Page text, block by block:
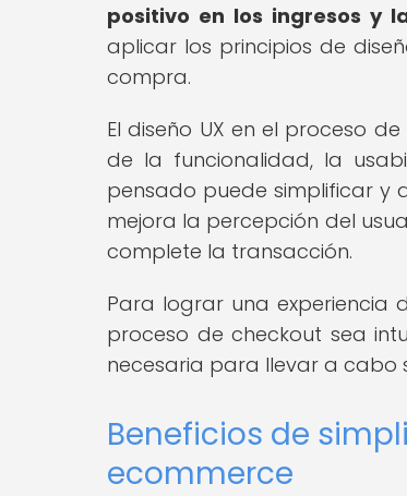
positivo en los ingresos y
aplicar los principios de
compra.
El diseño UX en el proceso
de la funcionalidad, la
pensado puede simplificar y
mejora la percepción del
complete la transacción.
Para lograr una experiencia
proceso de checkout sea
necesaria para llevar a cabo
Beneficios de
ecommerce